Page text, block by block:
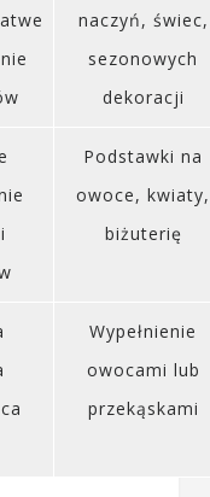
naczyń, świec,
sezonowych
dekoracji
Podstawki na
owoce, kwiaty,
biżuterię
Wypełnienie
owocami lub
przekąskami